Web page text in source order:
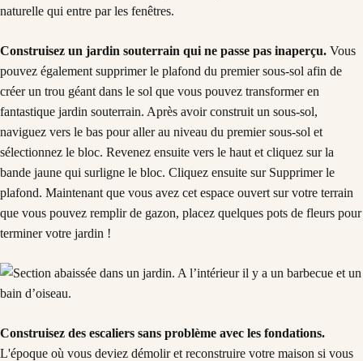
naturelle qui entre par les fenêtres.
Construisez un jardin souterrain qui ne passe pas inaperçu. Vous
pouvez également supprimer le plafond du premier sous-sol afin de
créer un trou géant dans le sol que vous pouvez transformer en
fantastique jardin souterrain. Après avoir construit un sous-sol,
naviguez vers le bas pour aller au niveau du premier sous-sol et
sélectionnez le bloc. Revenez ensuite vers le haut et cliquez sur la
bande jaune qui surligne le bloc. Cliquez ensuite sur Supprimer le
plafond. Maintenant que vous avez cet espace ouvert sur votre terrain
que vous pouvez remplir de gazon, placez quelques pots de fleurs pour
terminer votre jardin !
Construisez des escaliers sans problème avec les fondations.
L'époque où vous deviez démolir et reconstruire votre maison si vous